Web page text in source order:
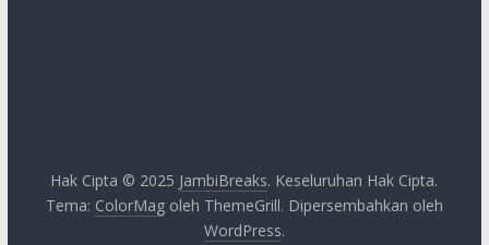
Hak Cipta © 2025 JambiBreaks. Keseluruhan Hak Cipta.
Tema: ColorMagoleh ThemeGrill. Dipersembahkan oleh
WordPress.